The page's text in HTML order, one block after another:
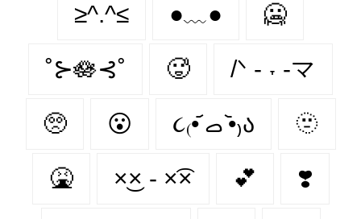
≥^.^≤ ●﹏● 🥶
˚⊱🪷⊰˚ 🥵 /ᐠ - ˕ -マ
🥺 😮‍ ૮₍•᷄ ࡇ •᷅₎ა 🫥
🤮 ×͜× - ×͡× 💕 ❣️